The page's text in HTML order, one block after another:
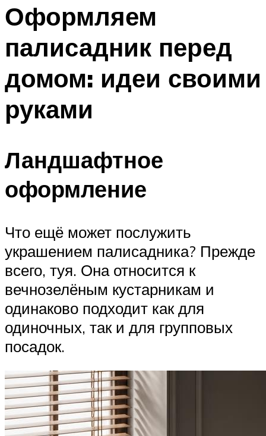
Оформляем
палисадник перед
домом: идеи своими
руками
Ландшафтное
оформление
Что ещё может послужить
украшением палисадника? Прежде
всего, туя. Она относится к
вечнозелёным кустарникам и
одинаково подходит как для
одиночных, так и для групповых
посадок.